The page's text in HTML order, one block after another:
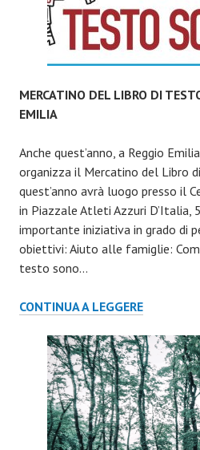
MERCATINO DEL LIBRO DI
EMILIA
Anche quest’anno, a Reggio
organizza il Mercatino del Libro
quest’anno avrà luogo presso il
in Piazzale Atleti Azzuri D’Italia,
importante iniziativa in grado di
obiettivi: Aiuto alle famiglie:
testo sono…
CONTINUA A LEGGEREMERCATINO
LIBRO
DI
TESTO
USATO
2019
–